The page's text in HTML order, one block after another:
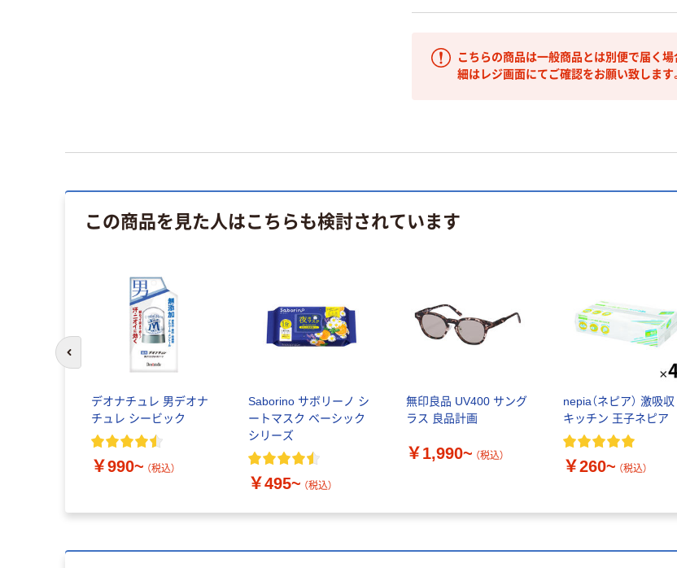
こちらの商品は一般商品とは別便で届く
細はレジ画面にてご確認をお願い致します。
この商品を見た人はこちらも検討されています
デオナチュレ 男デオナ
チュレ シービック
￥990~ （税込）
Saborino サボリーノ シ
ートマスク ベーシック
シリーズ
￥495~ （税込）
無印良品 UV400 サング
ラス 良品計画
￥1,990~ （税込）
nepia（ネピア） 激吸収
キッチン 王子ネピア
￥260~ （税込）
前のスライドへ